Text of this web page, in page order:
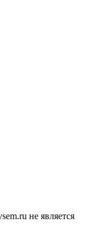
не является